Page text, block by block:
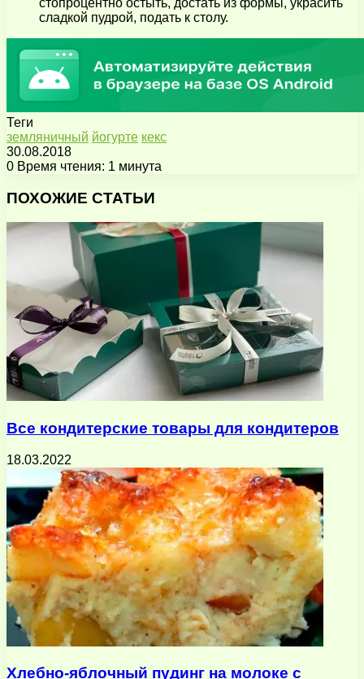
сладкой пудрой, подать к столу.
Теги
земляничный йогурте кекс
30.08.2018
0 Время чтения: 1 минута
через
почту
ПОХОЖИЕ СТАТЬИ
Все кондитерские товары для кондитеров
18.03.2022
Хлебно-яблочный пудинг на молоке с